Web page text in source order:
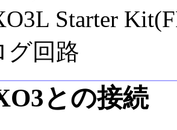
Starter
グ回路
との接続